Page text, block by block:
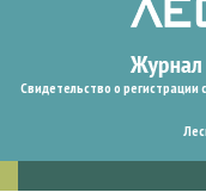
Свидетельство о